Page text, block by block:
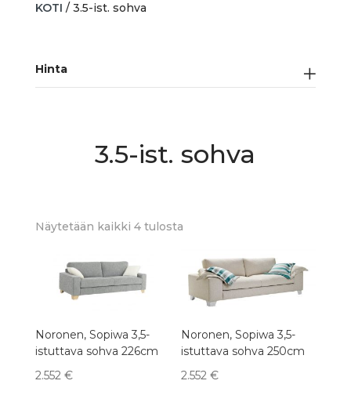
KOTI / 3.5-ist. sohva
Hinta
3.5-ist. sohva
Näytetään kaikki 4 tulostaSorted
latest
Noronen, Sopiwa 3,5-
istuttava sohva 226cm
2.552 €
Noronen, Sopiwa 3,5-
istuttava sohva 250cm
2.552€